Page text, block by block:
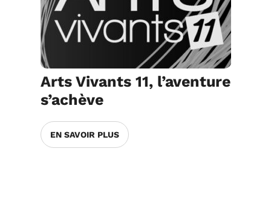
Arts Vivants 11, l’aventure
s’achève
EN SAVOIR PLUS